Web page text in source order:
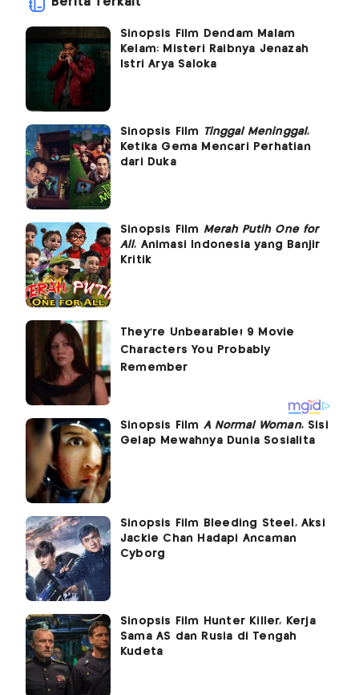
Sinopsis Film Dendam Malam
Kelam: Misteri Raibnya Jenazah
Istri Arya Saloka
Sinopsis Film Tinggal Meninggal,
Ketika Gema Mencari Perhatian
dari Duka
Sinopsis Film Merah Putih One for
All, Animasi Indonesia yang Banjir
Kritik
Sinopsis Film A Normal Woman, Sisi
Gelap Mewahnya Dunia Sosialita
Sinopsis Film Bleeding Steel, Aksi
Jackie Chan Hadapi Ancaman
Cyborg
Sinopsis Film Hunter Killer, Kerja
Sama AS dan Rusia di Tengah
Kudeta